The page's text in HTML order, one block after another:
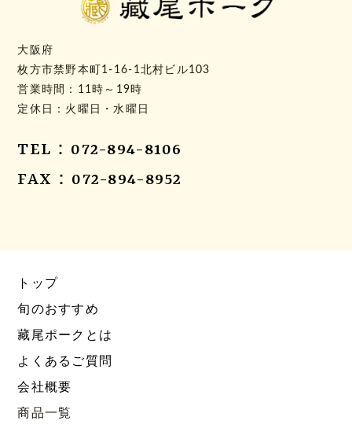
大阪府
枚方市禁野本町1-16-1北村ビル103
営業時間：11時～19時
定休日：火曜日・水曜日
TEL：072-894-8106
FAX：072-894-8952
トップ
旬のおすすめ
藏尾ポークとは
よくあるご質問
会社概要
商品一覧